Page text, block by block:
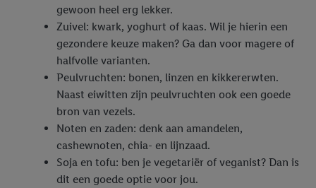
gewoon heel erg lekker.
Zuivel: kwark, yoghurt of kaas. Wil je hierin een
gezondere keuze maken? Ga dan voor magere of
halfvolle varianten.
Peulvruchten: bonen, linzen en kikkererwten.
Naast eiwitten zijn peulvruchten ook een goede
bron van vezels.
Noten en zaden: denk aan amandelen,
cashewnoten, chia- en lijnzaad.
Soja en tofu: ben je vegetariër of veganist? Dan is
dit een goede optie voor jou.